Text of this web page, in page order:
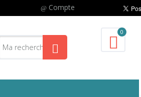
Compte
0